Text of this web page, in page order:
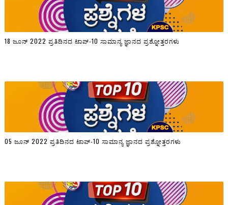
18 ಜೂನ್ 2022 ಪ್ರತಿದಿನದ ಟಾಪ್-10 ಸಾಮಾನ್ಯ ಜ್ಞಾನದ ಪ್ರಶ್ನೋತ್ತರಗಳು
05 ಜೂನ್ 2022 ಪ್ರತಿದಿನದ ಟಾಪ್-10 ಸಾಮಾನ್ಯ ಜ್ಞಾನದ ಪ್ರಶ್ನೋತ್ತರಗಳು